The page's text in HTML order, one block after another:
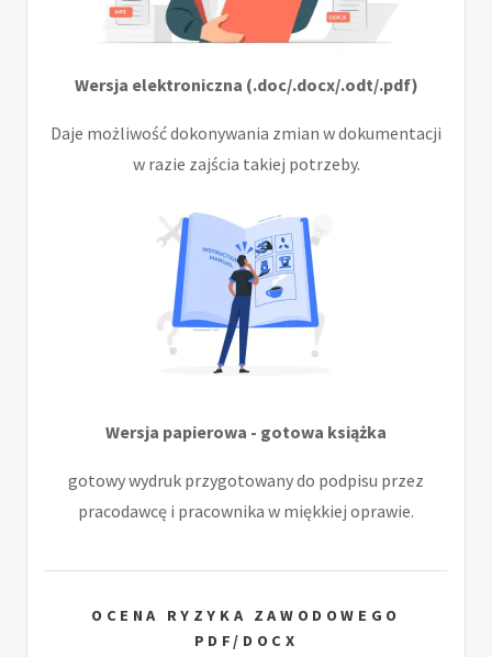
Wersja elektroniczna (.doc/.docx/.odt/.pdf)
Daje możliwość dokonywania zmian w dokumentacji
w razie zajścia takiej potrzeby.
Wersja papierowa - gotowa książka
gotowy wydruk przygotowany do podpisu przez
pracodawcę i pracownika w miękkiej oprawie.
OCENA RYZYKA ZAWODOWEGO
PDF/DOCX